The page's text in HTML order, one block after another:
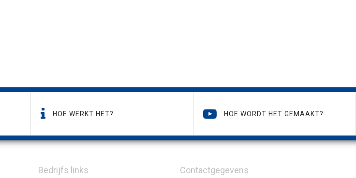
HOE WERKT HET? HOE WORDT HET GEMAAKT?
Bedrijfs links Contactgegevens